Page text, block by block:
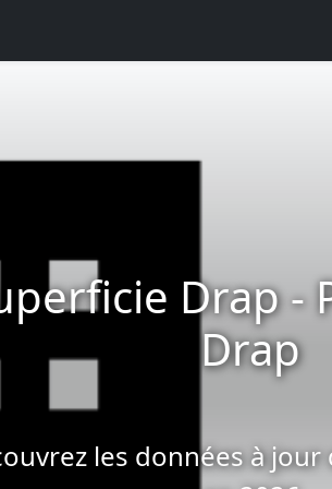
Drap -
Drap
les données à jour